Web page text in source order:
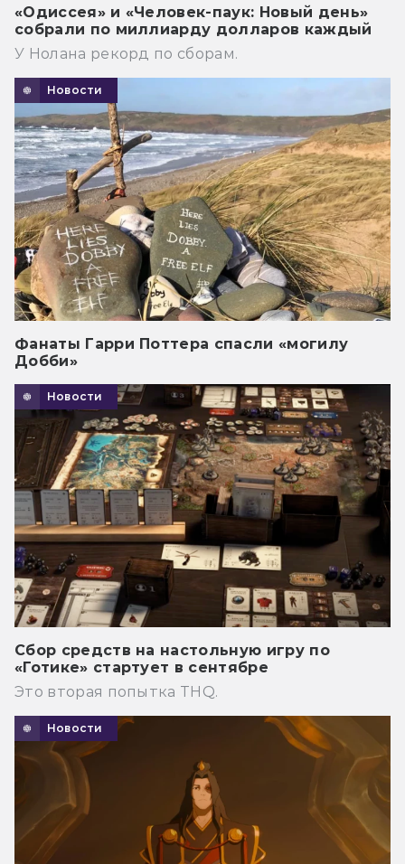
«Одиссея» и «Человек-паук: Новый день»
собрали по миллиарду долларов каждый
У Нолана рекорд по сборам.
Новости
Фанаты Гарри Поттера спасли «могилу
Добби»
Новости
Сбор средств на настольную игру по
«Готике» стартует в сентябре
Это вторая попытка THQ.
Новости